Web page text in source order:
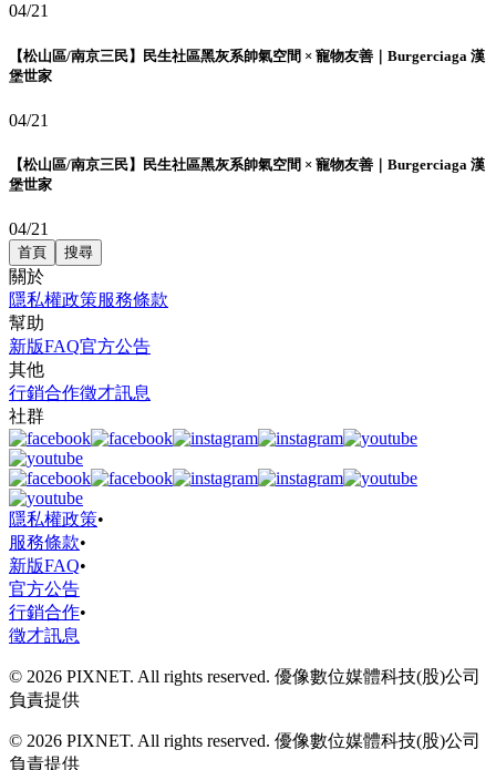
04/21
【松山區/南京三民】民生社區黑灰系帥氣空間 × 寵物友善｜Burgerciaga 漢
堡世家
04/21
【松山區/南京三民】民生社區黑灰系帥氣空間 × 寵物友善｜Burgerciaga 漢
堡世家
04/21
首頁 搜尋
關於
隱私權政策服務條款
幫助
新版FAQ官方公告
其他
行銷合作徵才訊息
社群
隱私權政策•
服務條款•
新版FAQ•
官方公告
行銷合作•
徵才訊息
© 2026 PIXNET. All rights reserved. 優像數位媒體科技(股)公司
負責提供
© 2026 PIXNET. All rights reserved. 優像數位媒體科技(股)公司
負責提供